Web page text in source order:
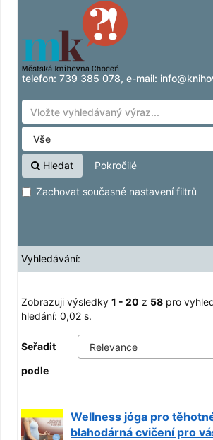
Zobrazuji výsledky1 - 20
Přeskočit na obsah
telefon: 739 385 078, e-mail:
Hledat Pokročilé
Zachovat současné nastavení filtrů
Vyhledávání:
Zobrazuji výsledky 1 - 20 z 58 pro
hledání: 0,02 s.
Seřadit
podle
Wellness jóga pro
blahodárná cvičení pro